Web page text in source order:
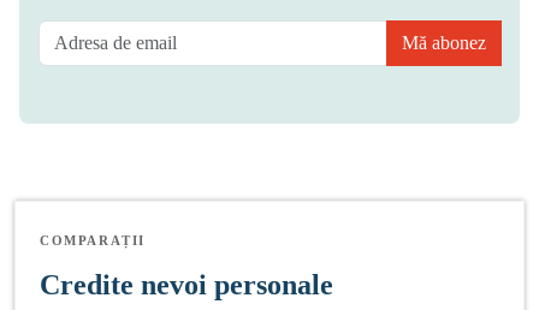
Mă abonez
COMPARAȚII
Credite nevoi personale